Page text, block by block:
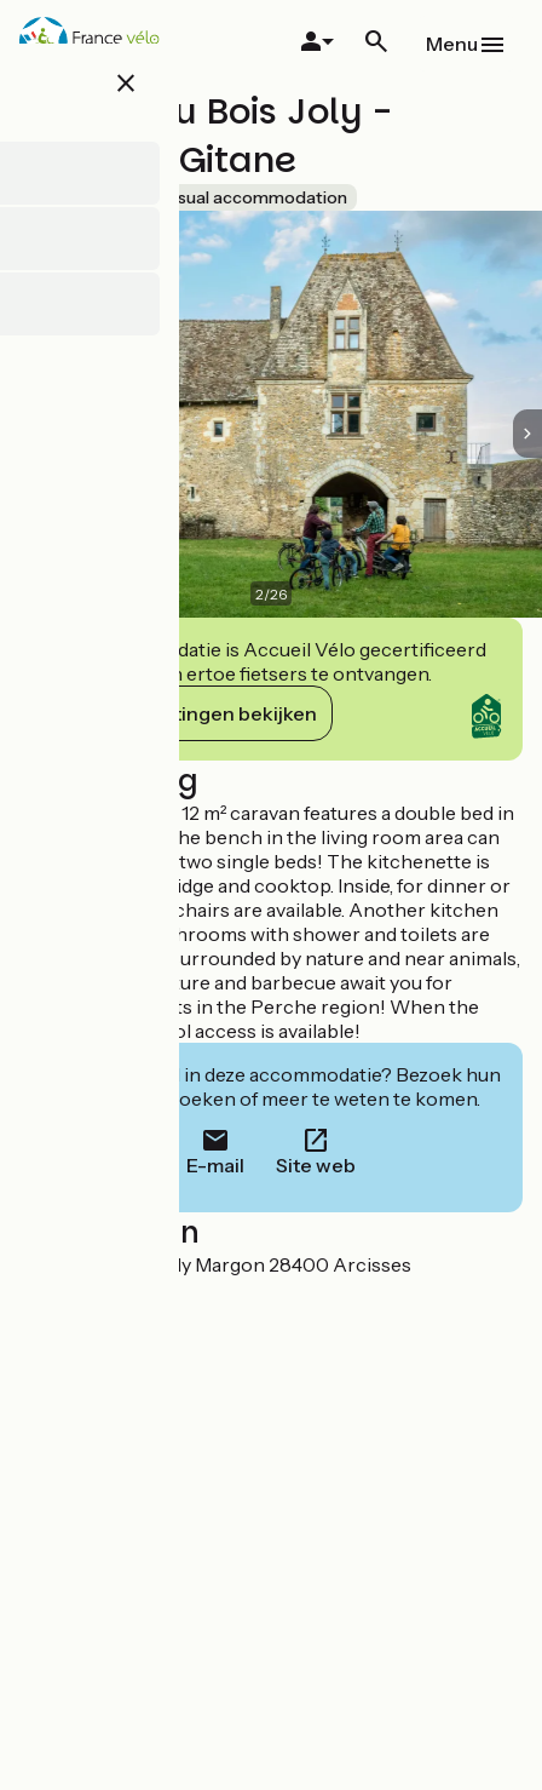
Overslaan
en
close
Menu
Manoir du Bois Joly -
Roulotte Gitane
Unusual accommodation
2/26
Deze accommodatie is Accueil Vélo gecertificeerd
en verbindt zich ertoe fietsers te ontvangen.
Haar verplichtingen bekijken
Beschrijving
This single-room, 12 m² caravan features a double bed in
the back alcove. The bench in the living room area can
be separated into two single beds! The kitchenette is
equipped with a fridge and cooktop. Inside, for dinner or
lunch, a table and chairs are available. Another kitchen
area as well as bathrooms with shower and toilets are
available nearby. Surrounded by nature and near animals,
the outdoor furniture and barbecue await you for
delightful moments in the Perche region! When the
season allows, pool access is available!
Geïnteresseerd in deze accommodatie? Bezoek hun
website om te boeken of meer te weten te komen.
E-mail Site web
Localisation
Manoir du Bois Joly Margon 28400 Arcisses